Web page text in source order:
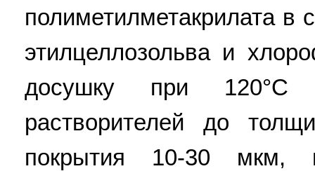
полиметилметакрилата в
этилцеллозольва и
досушку при 120°С
растворителей до
покрытия 10-30 мкм,